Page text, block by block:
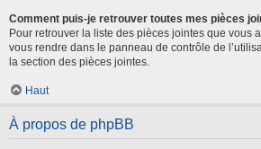
Comment puis-je retrouver toutes mes pièces
Pour retrouver la liste des pièces jointes que vous
vous rendre dans le panneau de contrôle de
la section des pièces jointes.
Haut
À propos de phpBB